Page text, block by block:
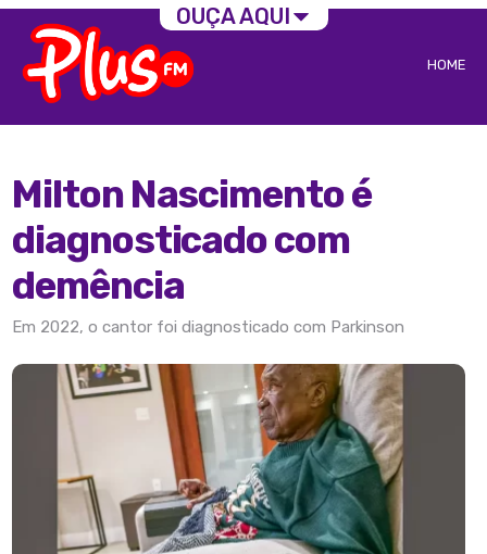
HOME
Milton Nascimento é
diagnosticado com
demência
Em 2022, o cantor foi diagnosticado com Parkinson
OUÇA AQUI